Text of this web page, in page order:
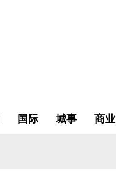
国际 城事 商业